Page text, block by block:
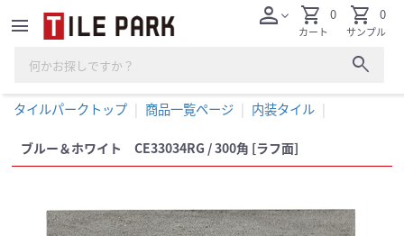
menu
search
personexpand_more shopping_cart
カート
0 shopping_cart
サンプル
0
タイルパークトップ 商品一覧ページ 内装タイル
ブルー＆ホワイト CE33034RG / 300角 [ラフ面]